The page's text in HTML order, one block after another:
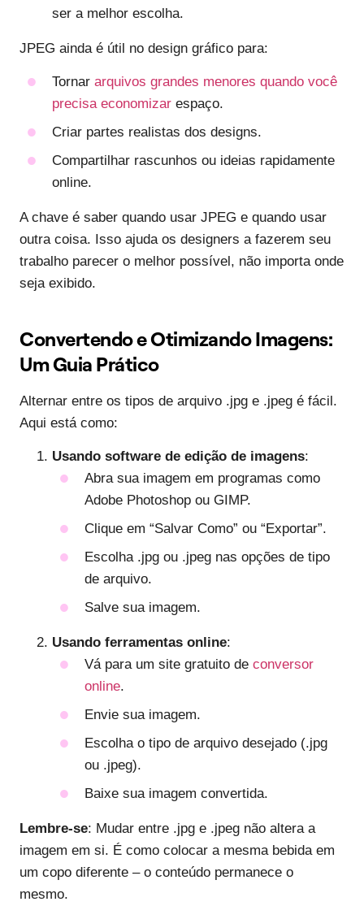
ser a melhor escolha.
JPEG ainda é útil no design gráfico para:
Tornar arquivos grandes menores quando você
precisa economizar espaço.
Criar partes realistas dos designs.
Compartilhar rascunhos ou ideias rapidamente
online.
A chave é saber quando usar JPEG e quando usar
outra coisa. Isso ajuda os designers a fazerem seu
trabalho parecer o melhor possível, não importa onde
seja exibido.
Convertendo e Otimizando Imagens:
Um Guia Prático
Alternar entre os tipos de arquivo .jpg e .jpeg é fácil.
Aqui está como:
Usando software de edição de imagens:
Abra sua imagem em programas como
Adobe Photoshop ou GIMP.
Clique em “Salvar Como” ou “Exportar”.
Escolha .jpg ou .jpeg nas opções de tipo
de arquivo.
Salve sua imagem.
Usando ferramentas online:
Vá para um site gratuito de conversor
online.
Envie sua imagem.
Escolha o tipo de arquivo desejado (.jpg
ou .jpeg).
Baixe sua imagem convertida.
Lembre-se: Mudar entre .jpg e .jpeg não altera a
imagem em si. É como colocar a mesma bebida em
um copo diferente – o conteúdo permanece o
mesmo.